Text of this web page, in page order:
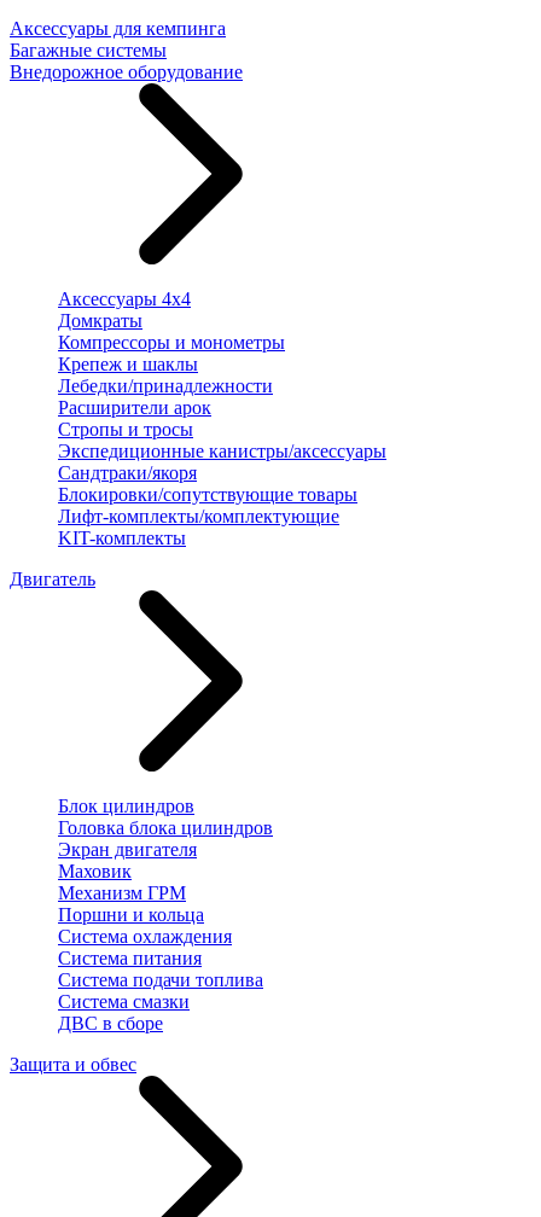
Аксессуары для кемпинга
Багажные системы
Внедорожное оборудование
Аксессуары 4х4
Домкраты
Компрессоры и монометры
Крепеж и шаклы
Лебедки/принадлежности
Расширители арок
Стропы и тросы
Экспедиционные канистры/аксессуары
Сандтраки/якоря
Блокировки/сопутствующие товары
Лифт-комплекты/комплектующие
KIT-комплекты
Двигатель
Блок цилиндров
Головка блока цилиндров
Экран двигателя
Маховик
Механизм ГРМ
Поршни и кольца
Система охлаждения
Система питания
Система подачи топлива
Система смазки
ДВС в сборе
Защита и обвес